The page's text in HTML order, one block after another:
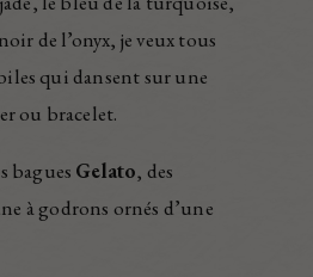
de l’onyx, je veux tous
qui dansent sur une
ou bracelet.
bagues Gelato, des
à godrons ornés d’une